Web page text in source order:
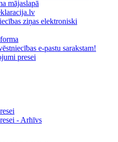
mājaslapā
ziņas elektroniski
e-pastu sarakstam!
presei
- Arhīvs